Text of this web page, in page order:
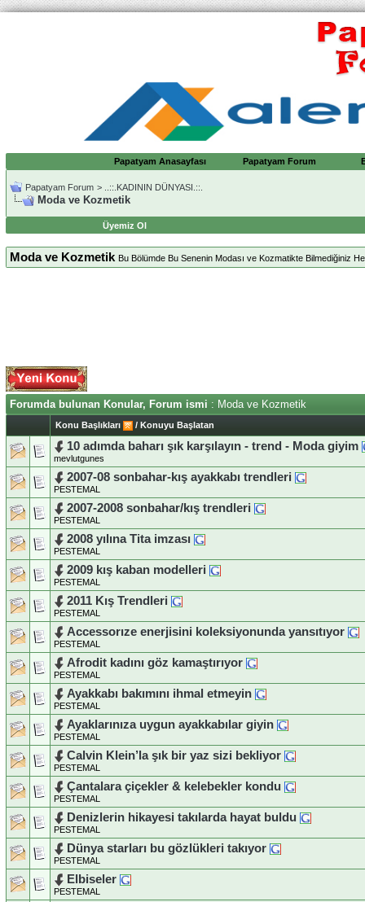
Papatyam Anasayfası Papatyam Forum
Papatyam Forum > ..::.KADININ DÜNYASI.::.
Moda ve Kozmetik
Üyemiz Ol
Moda ve Kozmetik Bu Bölümde Bu Senenin Modası ve Kozmatikte Bilmediğiniz
Forumda bulunan Konular, Forum ismi : Moda ve Kozmetik
Konu Başlıkları / Konuyu Başlatan
10 adımda baharı şık karşılayın - trend - Moda giyim
mevlutgunes
2007-08 sonbahar-kış ayakkabı trendleri
PESTEMAL
2007-2008 sonbahar/kış trendleri
PESTEMAL
2008 yılına Tita imzası
PESTEMAL
2009 kış kaban modelleri
PESTEMAL
2011 Kış Trendleri
PESTEMAL
Accessorıze enerjisini koleksiyonunda yansıtıyor
PESTEMAL
Afrodit kadını göz kamaştırıyor
PESTEMAL
Ayakkabı bakımını ihmal etmeyin
PESTEMAL
Ayaklarınıza uygun ayakkabılar giyin
PESTEMAL
Calvin Klein’la şık bir yaz sizi bekliyor
PESTEMAL
Çantalara çiçekler & kelebekler kondu
PESTEMAL
Denizlerin hikayesi takılarda hayat buldu
PESTEMAL
Dünya starları bu gözlükleri takıyor
PESTEMAL
Elbiseler
PESTEMAL